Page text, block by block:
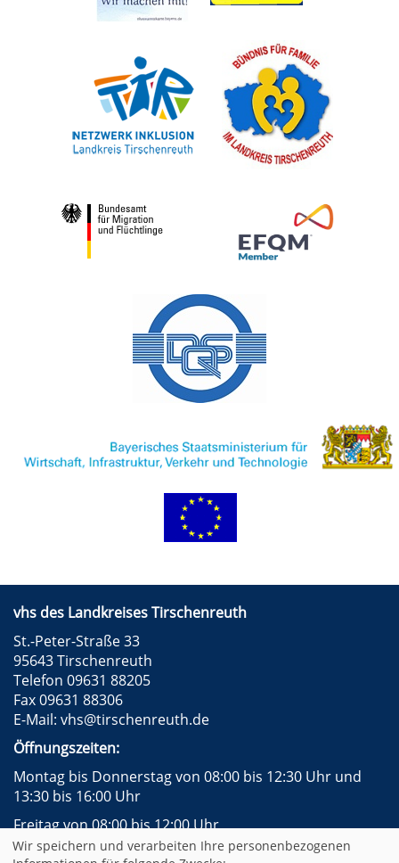
vhs des Landkreises Tirschenreuth
St.-Peter-Straße 33
95643 Tirschenreuth
Telefon 09631 88205
Fax 09631 88306
E-Mail: vhs@tirschenreuth.de
Öffnungszeiten:
Montag bis Donnerstag von 08:00 bis 12:30 Uhr und
13:30 bis 16:00 Uhr
Freitag von 08:00 bis 12:00 Uhr
Facebook
Instagram
Impressum AGB
Wir speichern und verarbeiten Ihre personenbezogenen